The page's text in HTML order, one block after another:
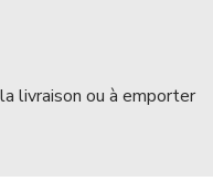
livraison ou à emporter